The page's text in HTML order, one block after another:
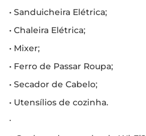
• Sanduicheira Elétrica;
• Chaleira Elétrica;
• Mixer;
• Ferro de Passar Roupa;
• Secador de Cabelo;
• Utensílios de cozinha.
∙